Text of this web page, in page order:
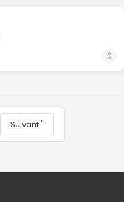
0
Suivant "